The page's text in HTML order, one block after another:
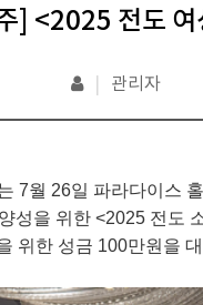
] <2025 전도 여
관리자
7월 26일 파라다이스
성을 위한 <2025 전도
위한 성금 100만원을